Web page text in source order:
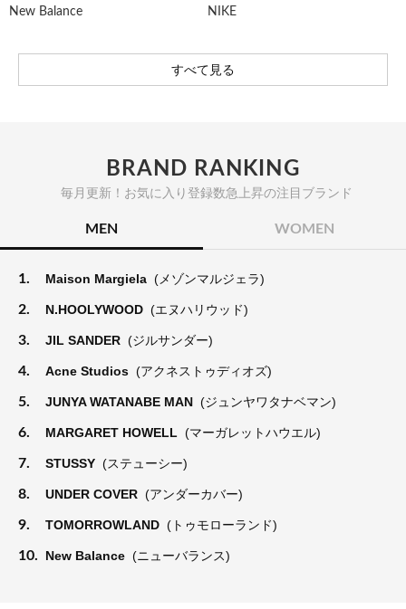
New Balance NIKE
すべて見る
BRAND RANKING
毎月更新！お気に入り登録数急上昇の注目ブランド
MEN WOMEN
1. Maison Margiela (メゾンマルジェラ)
2. N.HOOLYWOOD (エヌハリウッド)
3. JIL SANDER (ジルサンダー)
4. Acne Studios (アクネストゥディオズ)
5. JUNYA WATANABE MAN (ジュンヤワタナベマン)
6. MARGARET HOWELL (マーガレットハウエル)
7. STUSSY (ステューシー)
8. UNDER COVER (アンダーカバー)
9. TOMORROWLAND (トゥモローランド)
10. New Balance (ニューバランス)